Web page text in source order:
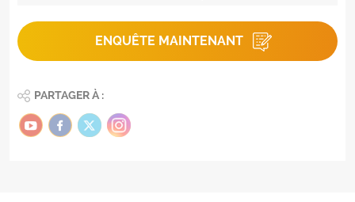
ENQUÊTE MAINTENANT
PARTAGER À :